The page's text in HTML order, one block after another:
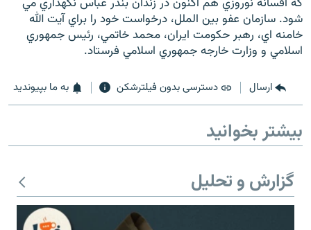
شود. سازمان عفو بين الملل، درخواست خود را براي آيت الله
خامنه اي، رهبر حکومت ايران، محمد خاتمي، رئيس جمهوري
اسلامي و وزارت خارجه جمهوري اسلامي فرستاد.
ارسال دسترسی بدون فیلترشکن به ما بپیوندید
بیشتر بخوانید
گزارش و تحلیل